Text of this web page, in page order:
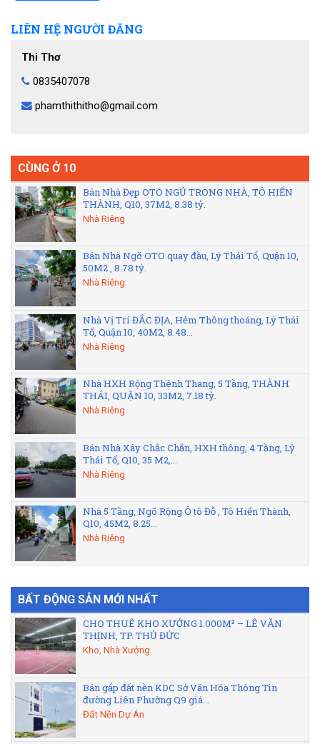
LIÊN HỆ NGƯỜI ĐĂNG
Thi Thơ
0835407078
phamthithitho@gmail.com
CÙNG Ở 10
Bán Nhà Đẹp OTO NGỦ TRONG NHÀ, TÔ HIẾN
THÀNH, Q10, 37M2, 8.38 tỷ.
Nhà Riêng
Bán Nhà Ngõ OTO quay đầu, Lý Thái Tổ, Quận 10,
50M2 , 8.78 tỷ.
Nhà Riêng
Nhà Vị Trí ĐẮC ĐỊA, Hẻm Thông thoáng, Lý Thái
Tổ, Quận 10, 40M2, 8.48...
Nhà Riêng
Nhà HXH Rộng Thênh Thang, 5 Tầng, THÀNH
THÁI, QUẬN 10, 33M2, 7.18 tỷ.
Nhà Riêng
Bán Nhà Xây Chắc Chắn, HXH thông, 4 Tầng, Lý
Thái Tổ, Q10, 35 M2,...
Nhà Riêng
Nhà 5 Tầng, Ngõ Rộng Ô tô Đỗ , Tô Hiến Thành,
Q10, 45M2, 8.25...
Nhà Riêng
BẤT ĐỘNG SẢN MỚI NHẤT
CHO THUÊ KHO XƯỞNG 1.000M² – LÊ VĂN
THỊNH, TP. THỦ ĐỨC
Kho, Nhà Xưởng
Bán gấp đất nền KDC Sở Văn Hóa Thông Tin
đường Liên Phường Q9 giá...
Đất Nền Dự Án